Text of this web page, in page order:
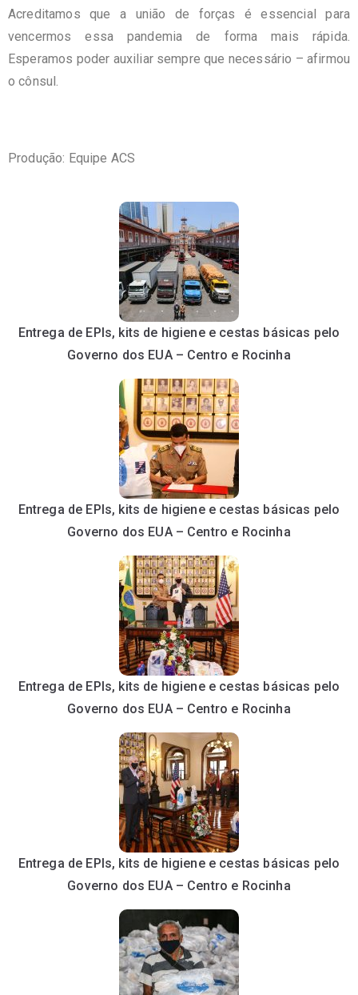
Acreditamos que a união de forças é essencial para
vencermos essa pandemia de forma mais rápida.
Esperamos poder auxiliar sempre que necessário – afirmou
o cônsul.
Produção: Equipe ACS
Entrega de EPIs, kits de higiene e cestas básicas pelo
Governo dos EUA – Centro e Rocinha
Entrega de EPIs, kits de higiene e cestas básicas pelo
Governo dos EUA – Centro e Rocinha
Entrega de EPIs, kits de higiene e cestas básicas pelo
Governo dos EUA – Centro e Rocinha
Entrega de EPIs, kits de higiene e cestas básicas pelo
Governo dos EUA – Centro e Rocinha